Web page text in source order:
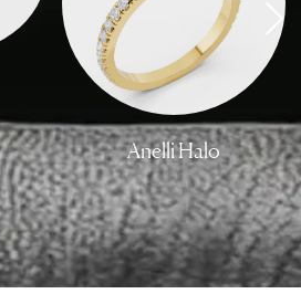
Anelli Halo